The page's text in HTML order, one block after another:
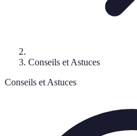
Conseils et Astuces
Conseils et Astuces